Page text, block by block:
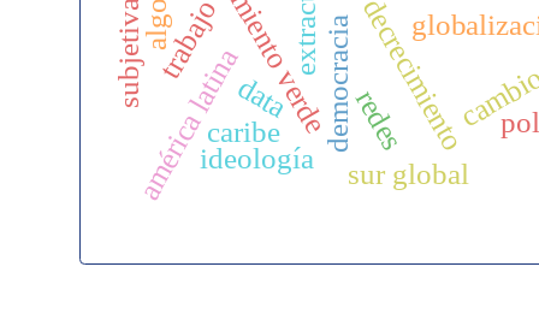
decrecimiento
sur global
américa latinaideología
democracia
trabajo
redes
data
caribe